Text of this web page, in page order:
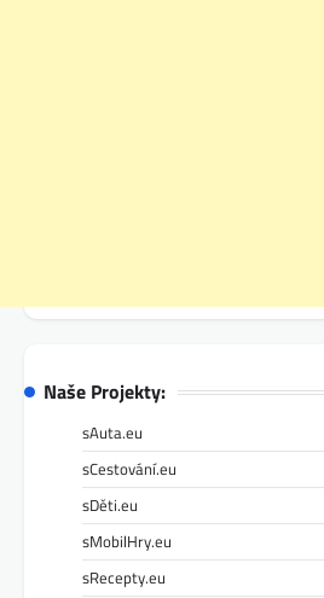
Naše Projekty:
sAuta.eu
sCestování.eu
sDěti.eu
sMobilHry.eu
sRecepty.eu